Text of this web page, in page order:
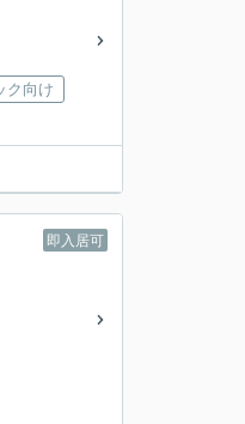
ク向け
即入居可